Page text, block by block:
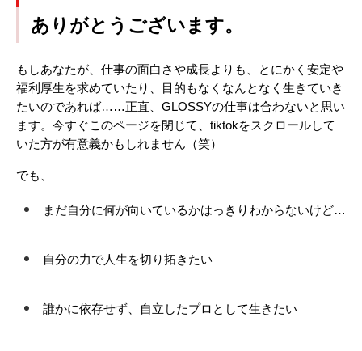
ありがとうございます。
もしあなたが、仕事の面白さや成長よりも、とにかく安定や
福利厚生を求めていたり、目的もなくなんとなく生きていき
たいのであれば……正直、GLOSSYの仕事は合わないと思い
ます。今すぐこのページを閉じて、tiktokをスクロールして
いた方が有意義かもしれません（笑）
でも、
まだ自分に何が向いているかはっきりわからないけど…
自分の力で人生を切り拓きたい
誰かに依存せず、自立したプロとして生きたい